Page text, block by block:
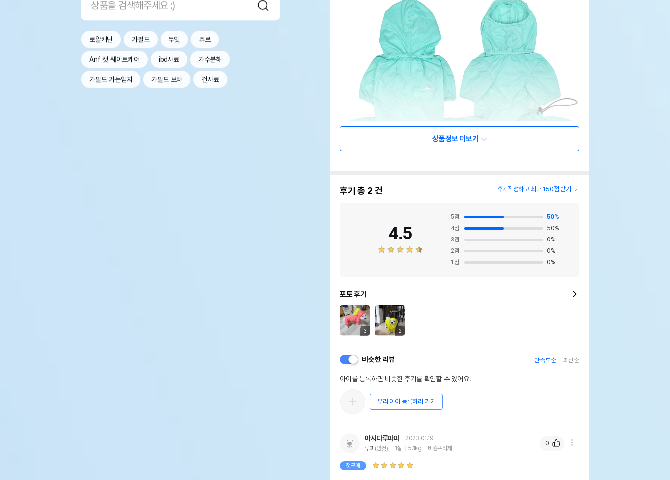
로얄캐닌 가필드 두잇 츄르
Anf 캣 웨이트케어 ibd사료 가수분해
가필드 가는입자 가필드 보라 건사료
상품정보 더보기
후기 총 2 건 후기작성하고 최대 150점 받기
4.5
5점 50%
4점 50%
3점 0%
2점 0%
1 점 0%
포토 후기
3 2
비슷한 리뷰 만족도순 최신순
아이를 등록하면 비슷한 후기를 확인할 수 있어요.
우리 아이 등록하러 가기
아시다루파파
2023.01.19
루피(암컷) 1살 5.1kg 비숑프리제
첫구매
0